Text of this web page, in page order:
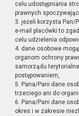
celu udostępniania
prawnych
3. jeżeli korzysta Pan/
e-mail placówki to
celu udzielenia
4. dane osobowe
organom ochrony
samorządu
postępowaniem,
5. Pana/Pani dane
trzeciego ani do
6. Pana/Pani dane
okres i w zakresie